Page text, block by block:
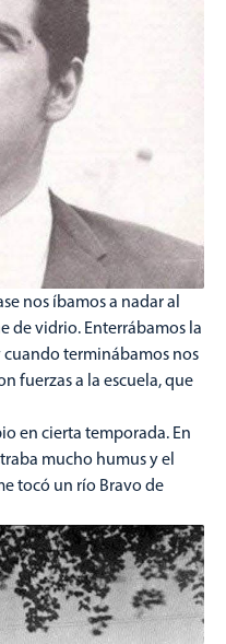
nos íbamos a nadar al
de vidrio. Enterrábamos la
cuando terminábamos nos
fuerzas a la escuela, que
en cierta temporada. En
mucho humus y el
tocó un río Bravo de